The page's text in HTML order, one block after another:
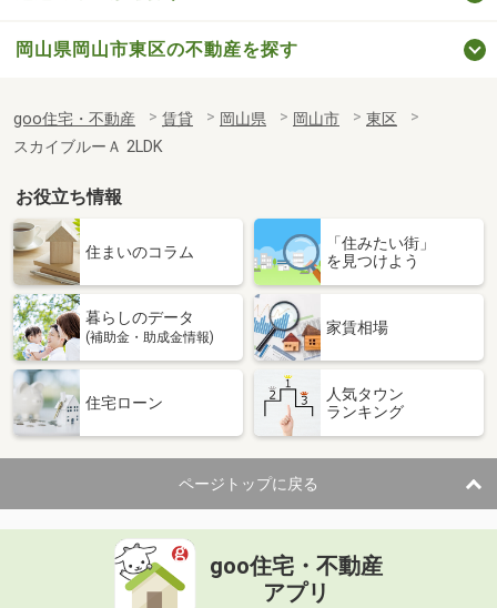
岡山県岡山市東区の不動産を探す
goo住宅・不動産 賃貸 岡山県 岡山市
東区
スカイブルーＡ 2LDK
お役立ち情報
住まいのコラム
「住みたい街」
を見つけよう
暮らしのデータ
(補助金・助成金情報)
家賃相場
住宅ローン
人気タウン
ランキング
ページトップに戻る
goo住宅・不動産
アプリ